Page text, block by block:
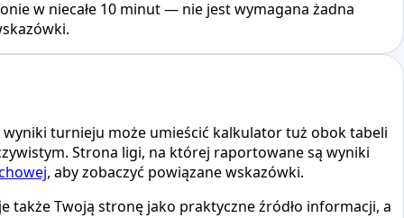
w niecałe 10 minut — nie jest wymagana żadna
turnieju może umieścić kalkulator tuż obok tabeli
Strona ligi, na której raportowane są wyniki
, aby zobaczyć powiązane wskazówki.
także Twoją stronę jako praktyczne źródło informacji, a